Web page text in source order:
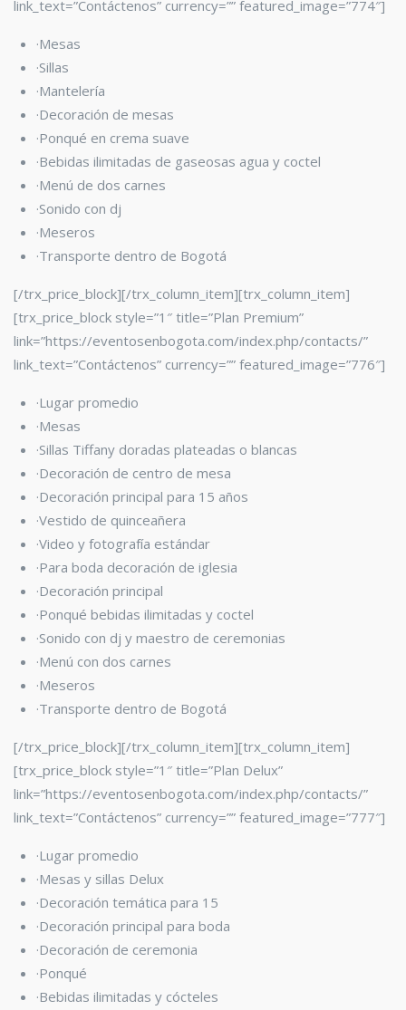
link_text=”Contáctenos” currency=”” featured_image=”774″]
·Mesas
·Sillas
·Mantelería
·Decoración de mesas
·Ponqué en crema suave
·Bebidas ilimitadas de gaseosas agua y coctel
·Menú de dos carnes
·Sonido con dj
·Meseros
·Transporte dentro de Bogotá
[/trx_price_block][/trx_column_item][trx_column_item]
[trx_price_block style=”1″ title=”Plan Premium”
link=”https://eventosenbogota.com/index.php/contacts/”
link_text=”Contáctenos” currency=”” featured_image=”776″]
·Lugar promedio
·Mesas
·Sillas Tiffany doradas plateadas o blancas
·Decoración de centro de mesa
·Decoración principal para 15 años
·Vestido de quinceañera
·Video y fotografía estándar
·Para boda decoración de iglesia
·Decoración principal
·Ponqué bebidas ilimitadas y coctel
·Sonido con dj y maestro de ceremonias
·Menú con dos carnes
·Meseros
·Transporte dentro de Bogotá
[/trx_price_block][/trx_column_item][trx_column_item]
[trx_price_block style=”1″ title=”Plan Delux”
link=”https://eventosenbogota.com/index.php/contacts/”
link_text=”Contáctenos” currency=”” featured_image=”777″]
·Lugar promedio
·Mesas y sillas Delux
·Decoración temática para 15
·Decoración principal para boda
·Decoración de ceremonia
·Ponqué
·Bebidas ilimitadas y cócteles